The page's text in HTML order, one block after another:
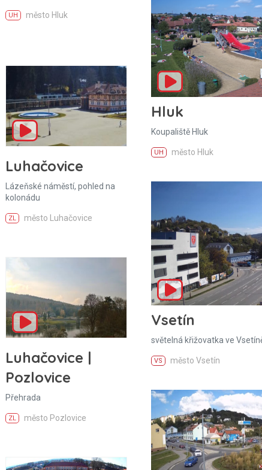
UH město Hluk
Luhačovice
Lázeňské náměstí, pohled na
kolonádu
ZL město Luhačovice
Luhačovice |
Pozlovice
Přehrada
ZL město Pozlovice
Hluk
Koupaliště Hluk
UH město Hluk
Vsetín
světelná křižovatka ve
VS město Vsetín